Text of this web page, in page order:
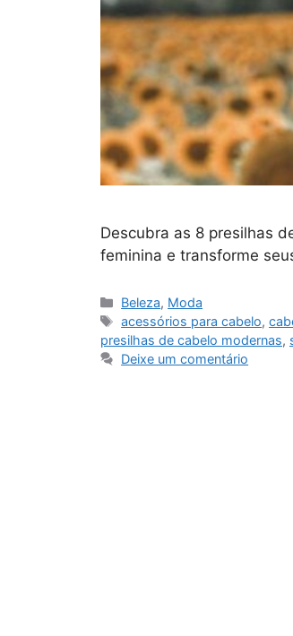
Descubra as 8 presilhas
feminina e transforme
Categorias
Beleza, Moda
Tags
acessórios para cabelo,
presilhas de cabelo modernas,
Deixe um comentário